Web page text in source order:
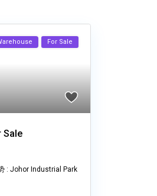
For Sale
Sale
: Johor Industrial Park